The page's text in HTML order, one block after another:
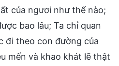
của ngươi như thế nào;
bao lâu; Ta chỉ quan
đi theo con đường của
mến và khao khát lẽ thật